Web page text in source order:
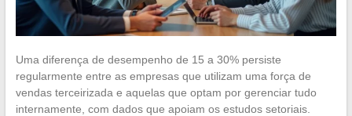
Uma diferença de desempenho de 15 a 30% persiste
regularmente entre as empresas que utilizam uma força de
vendas terceirizada e aquelas que optam por gerenciar tudo
internamente, com dados que apoiam os estudos setoriais.